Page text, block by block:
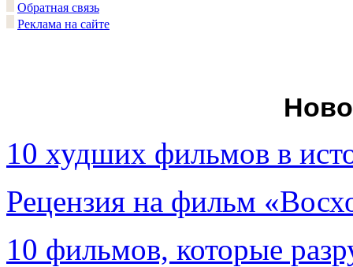
Обратная связь
Реклама на сайте
10 худших фильмов в
Рецензия на фильм
10 фильмов, которые